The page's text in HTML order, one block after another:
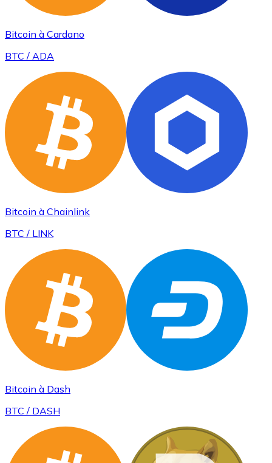
Bitcoin à Cardano
BTC / ADA
Bitcoin à Chainlink
BTC / LINK
Bitcoin à Dash
BTC / DASH